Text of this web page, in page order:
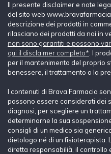
Il presente disclaimer e note
del sito web
descrizione dei prodotti in
rilasciano dei prodotti da noi in
non sono garantiti e possono
qui il disclaimer completo* . I
per il mantenimento del proprio
benessere, il trattamento o la
I contenuti di Brava Farmacia
possono essere considerati dei
diagnosi, per scegliere un
determinarne la sua
consigli di un medico sia
dietologo né di un fisioterapista.
diretta responsabilià, il controllo